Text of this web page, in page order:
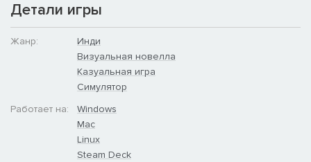
Детали игры
Жанр:
Инди
Визуальная новелла
Казуальная игра
Симулятор
Работает на:
Windows
Mac
Linux
Steam Deck